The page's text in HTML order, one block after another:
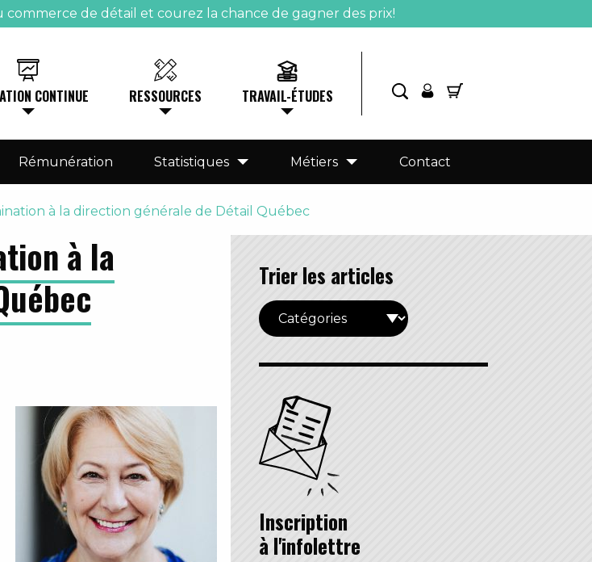
de détail et courez la chance de gagner des prix!
CONTINUE RESSOURCES TRAVAIL-ÉTUDES
Rémunération Statistiques Métiers Contact
à la direction générale de Détail Québec
à la
Trier les articles
Inscription
à l'infolettre